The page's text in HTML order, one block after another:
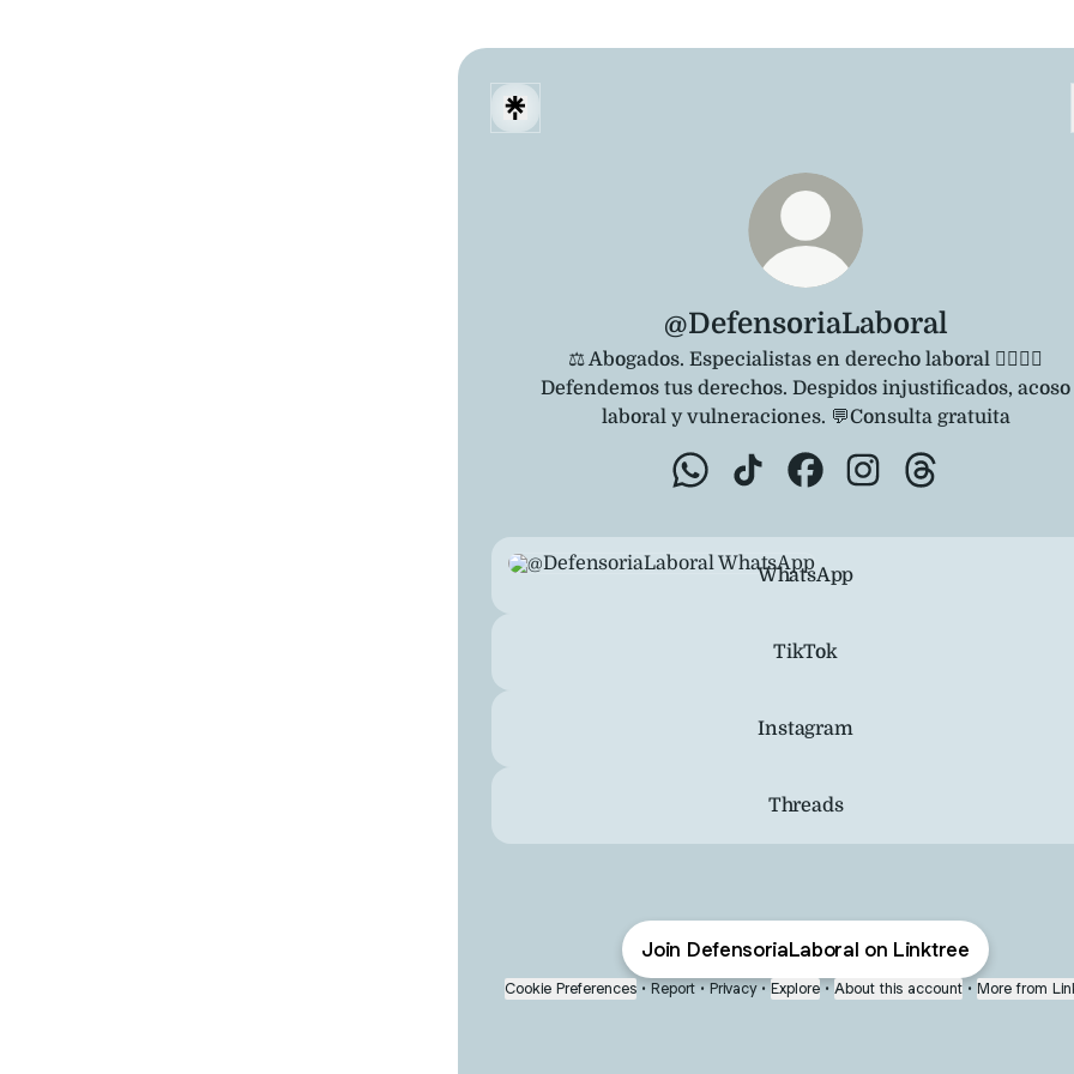
@DefensoriaLaboral
⚖️ Abogados. Especialistas en derecho laboral 👩‍⚖️👨‍⚖️
Defendemos tus derechos. Despidos injustificados, acoso
laboral y vulneraciones. 💬Consulta gratuita
WhatsApp
TikTok
Instagram
Threads
Join DefensoriaLaboral on Linktree
Cookie Preferences • Report • Privacy • Explore • About this account • More from